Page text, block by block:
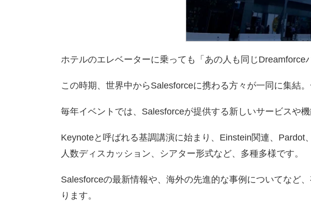
ホテルのエレベーターに乗っても「あの人も同じDreamforce
この時期、世界中からSalesforceに携わる方々が一同に集結。
毎年イベントでは、Salesforceが提供する新しいサービスや機
Keynoteと呼ばれる基調講演に始まり、 Einstein関連、Pardot
人数ディスカッション、シアター形式など、多種多様です。
Salesforceの最新情報や、海外の先進的な事例についてなど
ります。